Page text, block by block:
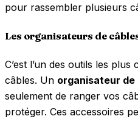
pour rassembler plusieurs
Les organisateurs de
C’est l’un des outils les
câbles. Un organisateur de
seulement de ranger vos
protéger. Ces accessoires